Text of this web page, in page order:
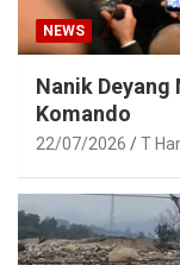
NEWS
Nanik Deyang
Komando
22/07/2026 T